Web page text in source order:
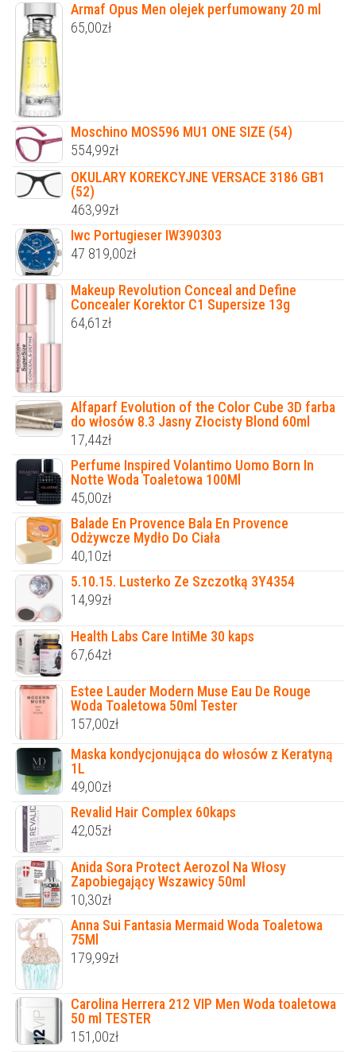
Armaf Opus Men olejek perfumowany 20 ml
65,00zł
Moschino MOS596 MU1 ONE SIZE (54)
554,99zł
OKULARY KOREKCYJNE VERSACE 3186 GB1
(52)
463,99zł
Iwc Portugieser IW390303
47 819,00zł
Makeup Revolution Conceal and Define
Concealer Korektor C1 Supersize 13g
64,61 zł
Alfaparf Evolution of the Color Cube 3D farba
do włosów 8.3 Jasny Złocisty Blond 60ml
17,44zł
Perfume Inspired Volantimo Uomo Born In
Notte Woda Toaletowa 100Ml
45,00zł
Balade En Provence Bala En Provence
Odżywcze Mydło Do Ciała
40,10zł
5.10.15. Lusterko Ze Szczotką 3Y4354
14,99zł
Health Labs Care IntiMe 30 kaps
67,64zł
Estee Lauder Modern Muse Eau De Rouge
Woda Toaletowa 50ml Tester
157,00zł
Maska kondycjonująca do włosów z Keratyną
1L
49,00zł
Revalid Hair Complex 60kaps
42,05zł
Anida Sora Protect Aerozol Na Włosy
Zapobiegający Wszawicy 50ml
10,30zł
Anna Sui Fantasia Mermaid Woda Toaletowa
75Ml
179,99zł
Carolina Herrera 212 VIP Men Woda toaletowa
50 ml TESTER
151,00zł